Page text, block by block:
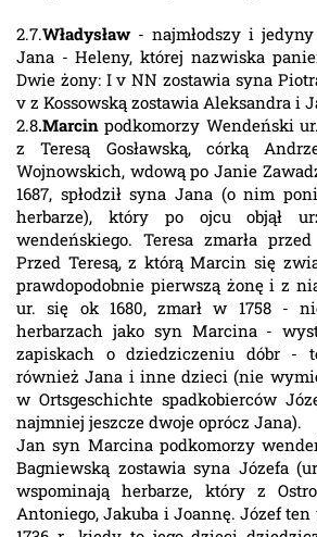
2.7.Władysław - najmłodszy i
Jana - Heleny, której nazwiska
Dwie żony: I v NN zostawia syna
v z Kossowską zostawia Aleksandra i
2.8.Marcin podkomorzy Wendeński
z Teresą Gosławską, córką
Wojnowskich, wdową po Janie
1687, spłodził syna Jana (o nim
herbarze), który po ojcu objął
wendeńskiego. Teresa zmarła
Przed Teresą, z którą Marcin się
prawdopodobnie pierwszą żonę i z
ur. się ok 1680, zmarł w 1758 -
herbarzach jako syn Marcina -
zapiskach o dziedziczeniu dóbr -
również Jana i inne dzieci (nie
w Ortsgeschichte spadkobierców
najmniej jeszcze dwoje oprócz Jana).
Jan syn Marcina podkomorzy
Bagniewską zostawia syna Józefa
wspominają herbarze, który z
Antoniego, Jakuba i Joannę. Józef ten